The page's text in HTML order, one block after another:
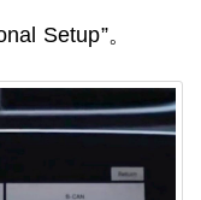
Setup”。